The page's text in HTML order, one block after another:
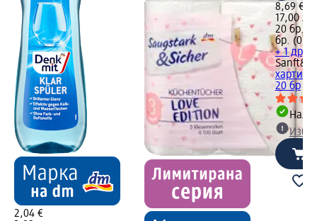
2,04 €
8,69 €
17,00 лв.
20 бр.
бр.
+ 1 друг
хартия
20 бр